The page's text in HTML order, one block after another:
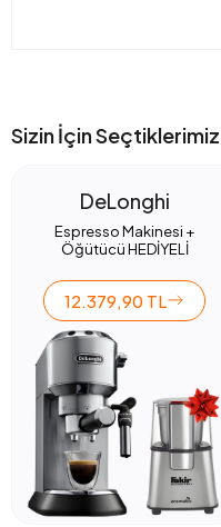
Sizin İçin Seçtiklerimiz
DeLonghi
Espresso Makinesi +
Öğütücü HEDİYELİ
12.379,90 TL